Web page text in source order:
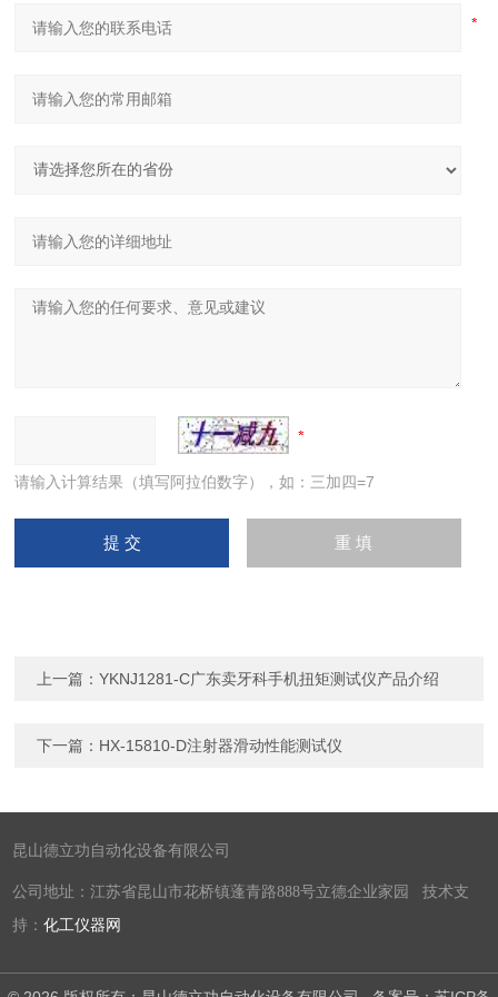
请输入计算结果（填写阿拉伯数字），如：三加四=7
上一篇：YKNJ1281-C广东卖牙科手机扭矩测试仪产品介绍
下一篇： HX-15810-D注射器滑动性能测试仪
昆山德立功自动化设备有限公司
公司地址：江苏省昆山市花桥镇蓬青路888号立德企业家园 技术支
持：化工仪器网